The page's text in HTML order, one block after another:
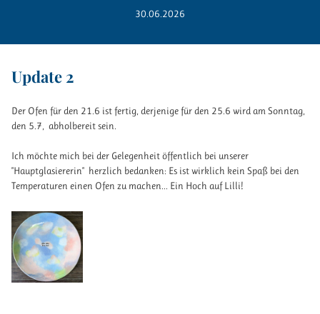
30.06.2026
Update 2
Der Ofen für den 21.6 ist fertig, derjenige für den 25.6 wird am Sonntag,
den 5.7, abholbereit sein.
Ich möchte mich bei der Gelegenheit öffentlich bei unserer
"Hauptglasiererin" herzlich bedanken: Es ist wirklich kein Spaß bei den
Temperaturen einen Ofen zu machen... Ein Hoch auf Lilli!